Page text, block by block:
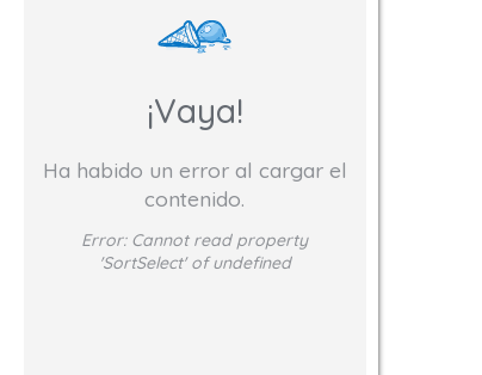
¡Vaya!
Ha habido un error al cargar el
contenido.
Error: Cannot read property
'SortSelect' of undefined